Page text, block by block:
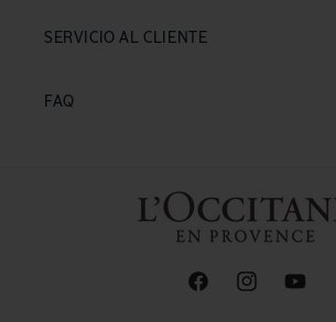
SERVICIO AL CLIENTE
FAQ
FacebookInstagramYouTube